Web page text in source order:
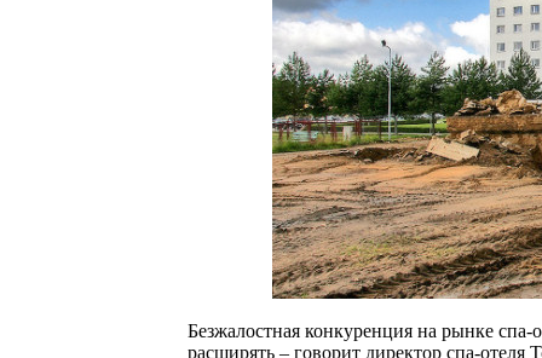
Безжалостная конкуренция на рынке
расширять – говорит директор спа-отеля